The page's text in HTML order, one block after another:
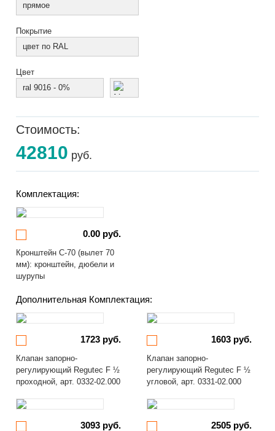
прямое
Покрытие
цвет по RAL
Цвет
ral 9016 - 0%
Стоимость:
42810 руб.
Комплектация:
0.00 руб.
Кронштейн С-70 (вылет 70
мм): кронштейн, дюбели и
шурупы
Дополнительная Комплектация:
1723 руб.
Клапан запорно-
регулирующий Regutec F ½
проходной, арт. 0332-02.000
1603 руб.
Клапан запорно-
регулирующий Regutec F ½
угловой, арт. 0331-02.000
3093 руб. 2505 руб.